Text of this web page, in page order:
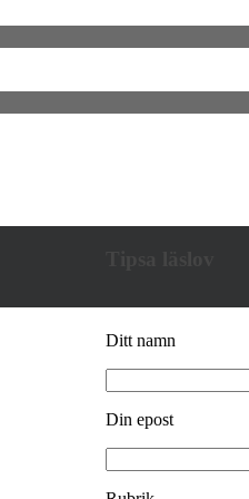
Ditt namn
Din epost